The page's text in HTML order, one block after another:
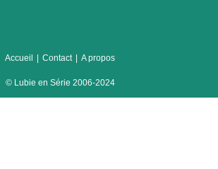
Accueil Contact A propos
© Lubie en Série 2006-2024